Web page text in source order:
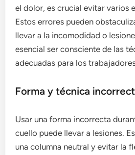
el dolor, es crucial evitar varios
Estos errores pueden
llevar a la incomodidad o
esencial ser consciente de las
adecuadas para los
Forma y técnica
Usar una forma incorrecta
cuello puede llevar a lesiones.
una columna neutral y evitar la